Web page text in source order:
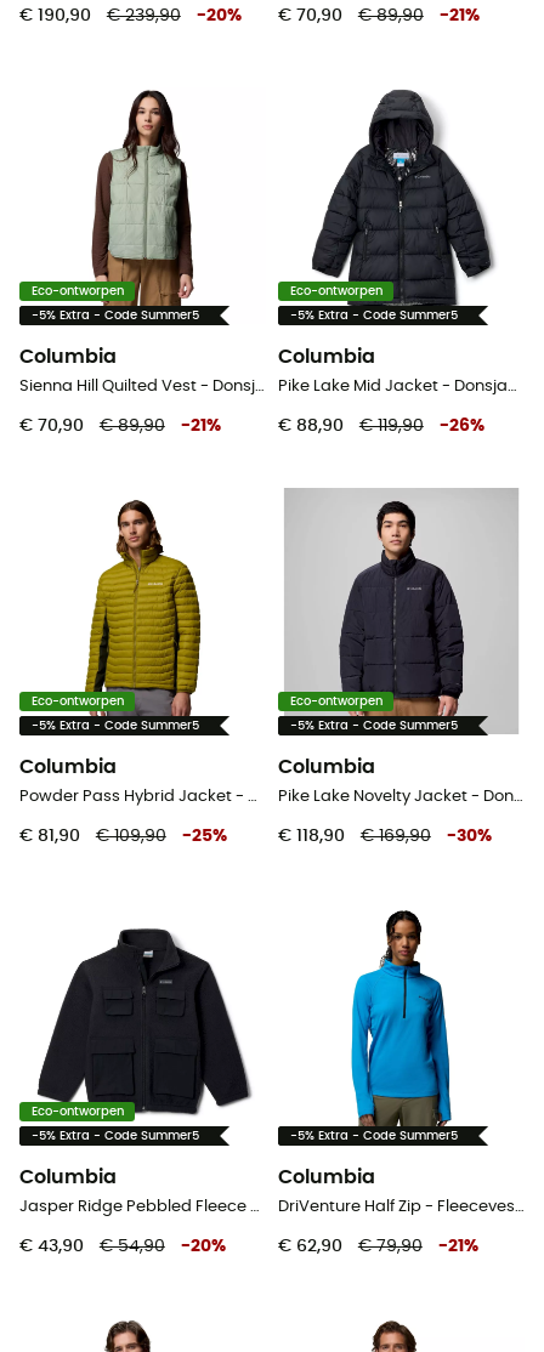
€ 190,90 € 239,90 -20% € 70,90 € 89,90 -21 %
Eco-ontworpen
-5% Extra - Code Summer5
Columbia
Sienna Hill Quilted Vest - Donsjack - Dames
€ 70,90 € 89,90 -21 %
Eco-ontworpen
-5% Extra - Code Summer5
Columbia
Pike Lake Mid Jacket - Donsjack - Kinderen
€ 88,90 € 119,90 -26%
Eco-ontworpen
-5% Extra - Code Summer5
Columbia
Powder Pass Hybrid Jacket - Donsjack - Heren
€ 81,90 € 109,90 -25%
Eco-ontworpen
-5% Extra - Code Summer5
Columbia
Pike Lake Novelty Jacket - Donsjack - Heren
€ 118,90 € 169,90 -30%
Eco-ontworpen
-5% Extra - Code Summer5
Columbia
Jasper Ridge Pebbled Fleece Full Zip - Fleecevest - Kinderen
€ 43,90 € 54,90 -20%
-5% Extra - Code Summer5
Columbia
DriVenture Half Zip - Fleecevest - Dames
€ 62,90 € 79,90 -21 %